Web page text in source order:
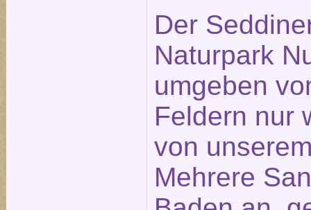
Der
Naturpark
umgeben
Feldern nur
von
Mehrere